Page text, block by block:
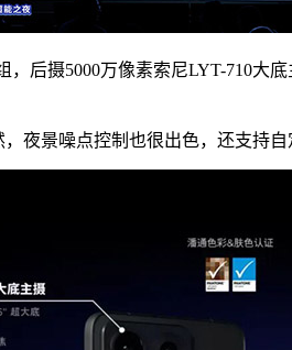
后摄5000万像素索尼LYT-710大
夜景噪点控制也很出色，还支持